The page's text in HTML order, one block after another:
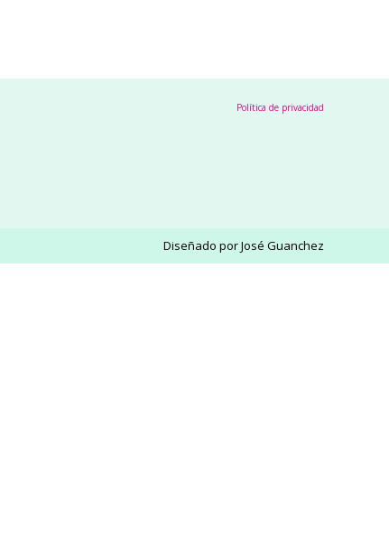
Política de privacidad
Diseñado porJosé Guanchez